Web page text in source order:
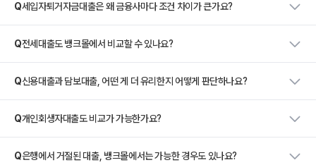
Q세입자퇴거자금대출은 왜 금융사마다 조건 차이가 큰가요?
Q전세대출도 뱅크몰에서 비교할 수 있나요?
Q신용대출과 담보대출, 어떤 게 더 유리한지 어떻게 판단하나요?
Q개인회생자대출도 비교가 가능한가요?
Q은행에서 거절된 대출, 뱅크몰에서는 가능한 경우도 있나요?